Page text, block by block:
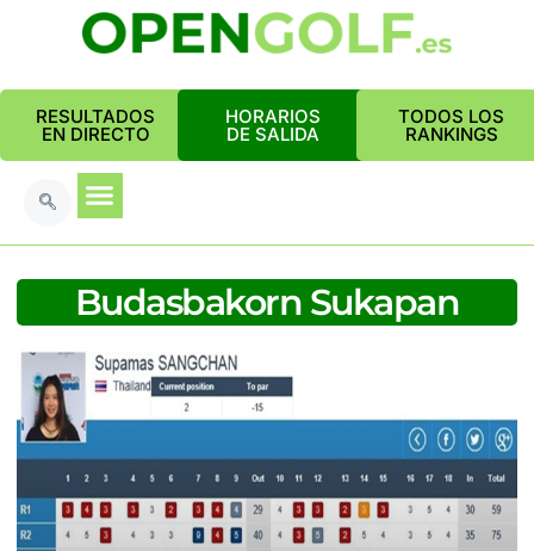
RESULTADOS
EN DIRECTO
HORARIOS
DE SALIDA
TODOS LOS
RANKINGS
Budasbakorn Sukapan